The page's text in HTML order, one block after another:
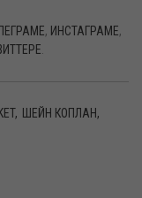
, ИНСТАГРАМЕ,
.
ШЕЙН КОПЛАН